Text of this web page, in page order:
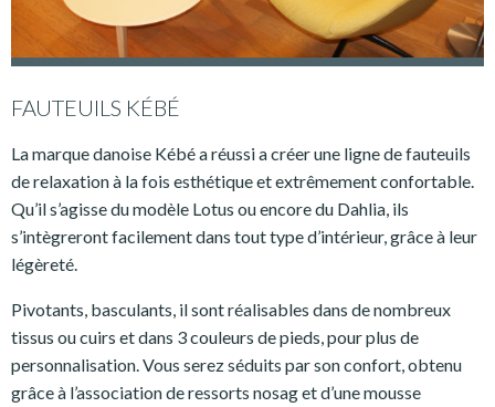
FAUTEUILS KÉBÉ
La marque danoise Kébé a réussi a créer une ligne de fauteuils
de relaxation à la fois esthétique et extrêmement confortable.
Qu’il s’agisse du modèle Lotus ou encore du Dahlia, ils
s’intègreront facilement dans tout type d’intérieur, grâce à leur
légèreté.
Pivotants, basculants, il sont réalisables dans de nombreux
tissus ou cuirs et dans 3 couleurs de pieds, pour plus de
personnalisation. Vous serez séduits par son confort, obtenu
grâce à l’association de ressorts nosag et d’une mousse